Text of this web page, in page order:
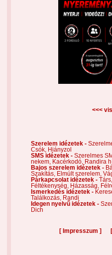
<<<
Szerelem idézetek -
Csók,
Hiányzol
SMS idézetek - Szerelmes
nekem,
Kacérkodó,
Randira
Bajos szerelem idézetek -
Szakítás,
Elmúlt szerelem,
Párkapcsolat idézetek -
Féltékenység,
Házasság,
Ismerkedés idézetek -
Találkozás,
Randi
Idegen nyelvű idézetek -
Dich
[ Impresszum ]